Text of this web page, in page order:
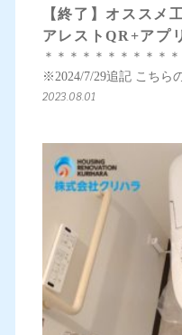
【終了】オスス
アレストQR+アプ
＊＊＊＊＊＊＊＊＊＊
※2024/7/29追記 こちら
2023.08.01